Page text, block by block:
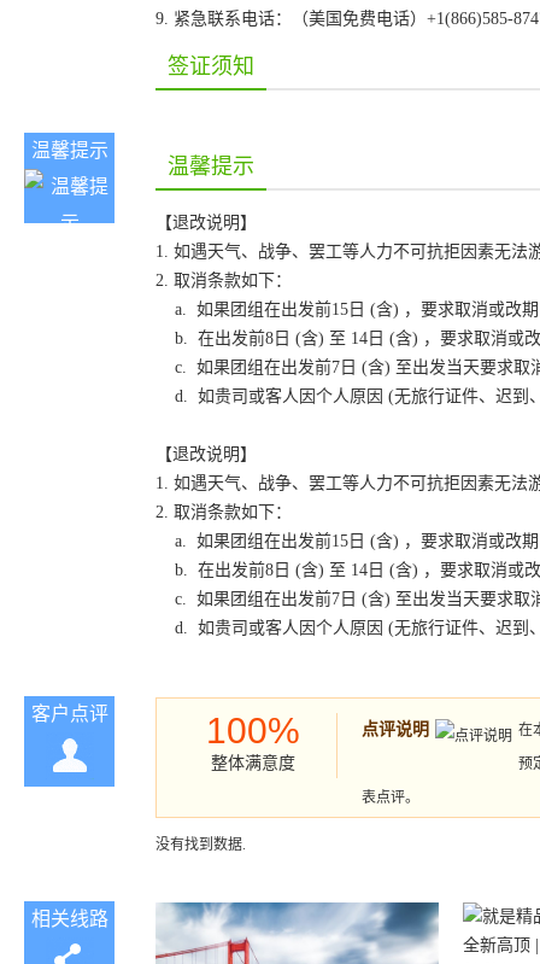
9. 紧急联系电话：（美国免费电话）+1(866)585-
签证须知
温馨提示
温馨提示
【退改说明】
1. 如遇天气、战争、罢工等人力不可抗拒因素无
2. 取消条款如下：
a. 如果团组在出发前15日 (含) ，要求取消或改
b. 在出发前8日 (含) 至 14日 (含) ，要求取消或
c. 如果团组在出发前7日 (含) 至出发当天要求取
d. 如贵司或客人因个人原因 (无旅行证件、迟到
【退改说明】
1. 如遇天气、战争、罢工等人力不可抗拒因素无
2. 取消条款如下：
a. 如果团组在出发前15日 (含) ，要求取消或改
b. 在出发前8日 (含) 至 14日 (含) ，要求取消或
c. 如果团组在出发前7日 (含) 至出发当天要求取
d. 如贵司或客人因个人原因 (无旅行证件、迟到
客户点评 100%
整体满意度
点评说明
在
预
表点评。
没有找到数据.
相关线路